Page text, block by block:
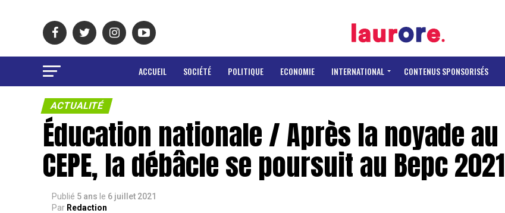
ACCUEIL SOCIÉTÉ POLITIQUE ECONOMIE INTERNATIONAL CONTENUS SPONSORISÉS
ACTUALITÉ
Éducation nationale / Après la noyade au
CEPE, la débâcle se poursuit au Bepc 2021
Publié 5 ans le 6 juillet 2021
Par Redaction